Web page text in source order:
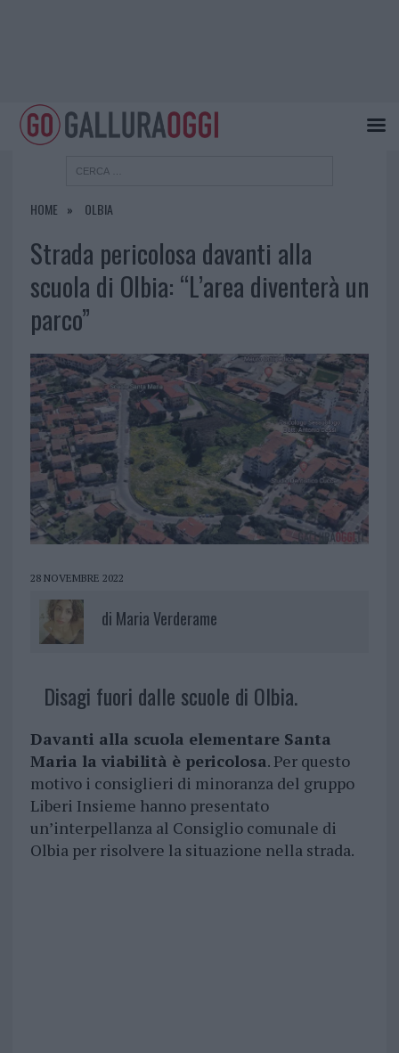
HOME OLBIA
Strada pericolosa davanti alla
scuola di Olbia: “L’area diventerà un
parco”
28 NOVEMBRE 2022
di Maria Verderame
Disagi fuori dalle scuole di Olbia.
Davanti alla scuola elementare Santa
Maria la viabilità è pericolosa. Per questo
motivo i consiglieri di minoranza del gruppo
Liberi Insieme hanno presentato
un’interpellanza al Consiglio comunale di
Olbia per risolvere la situazione nella strada.